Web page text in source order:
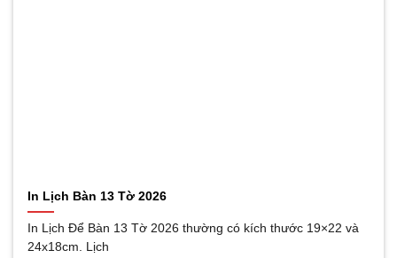
In Lịch Bàn 13 Tờ 2026
In Lịch Để Bàn 13 Tờ 2026 thường có kích thước 19×22 và
24x18cm. Lịch